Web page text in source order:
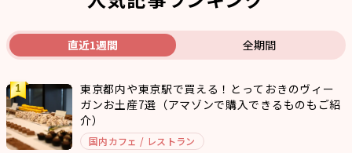
直近1週間 全期間
東京都内や東京駅で買える！とっておきのヴィー
ガンお土産7選（アマゾンで購入できるものもご紹
介）
国内カフェ / レストラン